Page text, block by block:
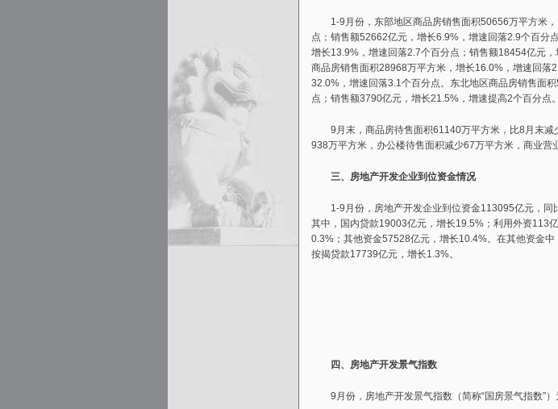
1-9月份，东部地区商品房销售面积50656万平方米，
点；销售额52662亿元，增长6.9%，增速回落2.9个百分
增长13.9%，增速回落2.7个百分点；销售额18454亿元
商品房销售面积28968万平方米，增长16.0%，增速回落
32.0%，增速回落3.1个百分点。东北地区商品房销售面
点；销售额3790亿元，增长21.5%，增速提高2个百分点。
9月末，商品房待售面积61140万平方米，比8月末减
938万平方米，办公楼待售面积减少67万平方米，商业营
三、房地产开发企业到位资金情况
1-9月份，房地产开发企业到位资金113095亿元，同
其中，国内贷款19003亿元，增长19.5%；利用外资113
0.3%；其他资金57528亿元，增长10.4%。在其他资金
按揭贷款17739亿元，增长1.3%。
四、房地产开发景气指数
9月份，房地产开发景气指数（简称“国房景气指数”）